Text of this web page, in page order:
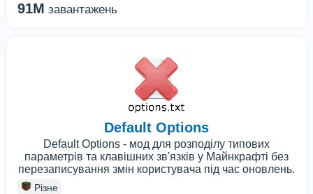
91M завантажень
Default Options
Default Options - мод для розподілу типових
параметрів та клавішних зв'язків у Майнкрафті без
перезаписування змін користувача під час оновлень.
Різне